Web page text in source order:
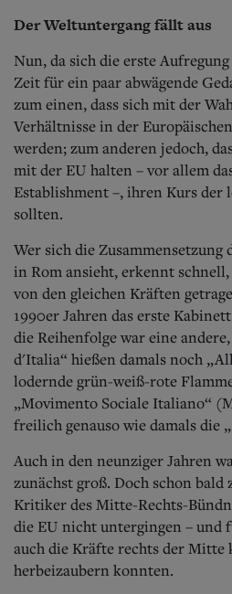
Der Weltuntergang fällt aus
Nun, da sich die erste
Zeit für ein paar abwägende
zum einen, dass sich mit der
Verhältnisse in der
werden; zum anderen jedoch,
mit der EU halten – vor allem
Establishment –, ihren Kurs der
sollten.
Wer sich die
in Rom ansieht, erkennt schnell,
von den gleichen Kräften
1990er Jahren das erste
die Reihenfolge war eine
d'Italia“ hießen damals noch
lodernde grün-weiß-rote
„Movimento Sociale Italiano“
freilich genauso wie damals die
Auch in den neunziger Jahren
zunächst groß. Doch schon bald
Kritiker des Mitte-Rechts-
die EU nicht untergingen – und
auch die Kräfte rechts der Mitte
herbeizaubern konnten.